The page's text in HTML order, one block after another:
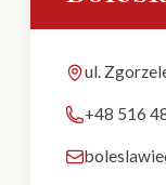
ul.
+48 516